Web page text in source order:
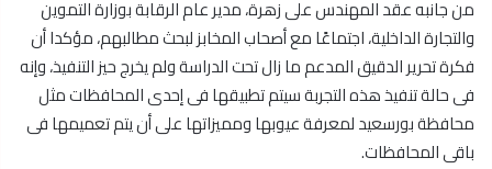
من جانبه عقد المهندس على زهرة، مدير عام الرقابة بوزارة التموين
والتجارة الداخلية، اجتماعًا مع أصحاب المخابز لبحث مطالبهم، مؤكدا أن
فكرة تحرير الدقيق المدعم ما زال تحت الدراسة ولم يخرج حيز التنفيذ، وإنه
فى حالة تنفيذ هذه التجربة سيتم تطبيقها فى إحدى المحافظات مثل
محافظة بورسعيد لمعرفة عيوبها ومميزاتها على أن يتم تعميمها فى
باقى المحافظات.